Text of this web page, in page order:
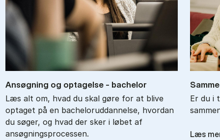
An­søg­ning og op­ta­gel­se - ba­chel­or
Læs alt om, hvad du skal gøre for at blive
optaget på en bacheloruddannelse, hvordan
du søger, og hvad der sker i løbet af
ansøgningsprocessen.
Er du i
Læs